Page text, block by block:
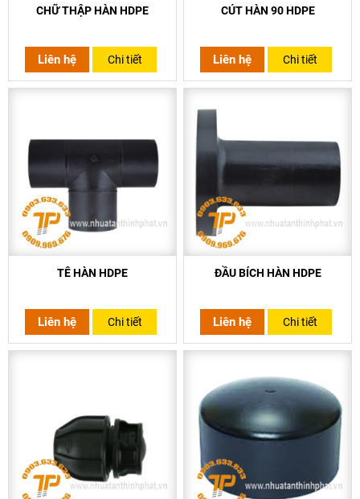
CHỮ THẬP HÀN HDPE
Liên hệ Chi tiết
CÚT HÀN 90 HDPE
Liên hệ Chi tiết
TÊ HÀN HDPE
Liên hệ Chi tiết
ĐẦU BÍCH HÀN HDPE
Liên hệ Chi tiết